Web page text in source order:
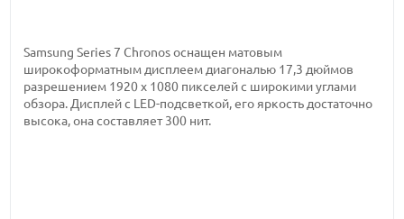
Samsung Series 7 Chronos оснащен матовым
широкоформатным дисплеем диагональю 17,3 дюймов
разрешением 1920 х 1080 пикселей с широкими углами
обзора. Дисплей с LED-подсветкой, его яркость достаточно
высока, она составляет 300 нит.